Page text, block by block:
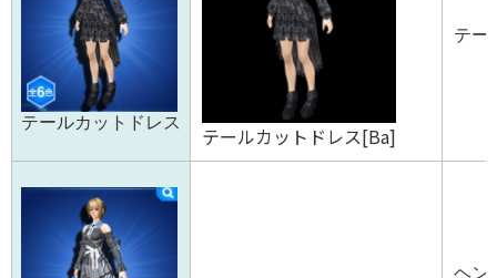
テールカットドレス
テールカットドレス[Ba]
テー
ヘン